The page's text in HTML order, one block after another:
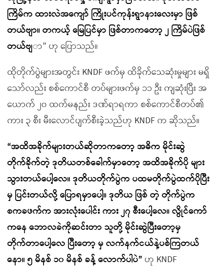
ကြိမ်က ထားလဲအကျော် ကြိုးပင်ကုန်းရွာနားလေးမှာ ဖြစ်
တယ်ဗျာ။ တကယ့် မြေပြင်မှာ ဖြစ်တာကတော့ ၂ ကြိမ်ပဲဖြစ်
တယ်ဗျာ” ဟု ပြောသည်။
ထိုတိုက်ပွဲများအတွင်း KNDF ဖက်မှ ထိခိုက်သေဆုံးမှုများ မရှိ
သော်လည်း စစ်ကောင်စီ တပ်များဖက်မှ ၁၁ ဦး ကျဆုံးပြီး အ
ယောက် ၂၀ ထက်မနည်း ဒဏ်ရာရကာ စစ်ကောင်စီတပ်၏
ကား ၃ စီး မီးလောင်ပျက်စီးခဲ့သည်ဟု KNDF က ဆိုသည်။
“အထိအခိုက်များတယ်ဆိုတာကတော့ အဓိက မိုင်းဆွဲ
တိုက်ခိုက်တဲ့ ဒုတိယတစ်ခေါက်မှာတော့ အထိအခိုက်ပို များ
သွားတယ်ပေါ့လေ။ ဒုတိယတိုက်ပွဲက ပထမတိုက်ပွဲထက်ပိုပြီး
မှ ပြင်းတယ်လို့ ပြောရမှာပေါ့။ ဒုတိယ ဖြစ် တဲ့ တိုက်ပွဲက
စကခဖက်က အားလုံးပေါင်း ကား ၂၇ စီးပေါ့လေ။ လွိုင်ကော်
ကနေ ဘောလခဲကိုဆင်းတာ သူတို့ မိုင်းဆွဲပြီးတော့မှ
တိုက်တာပေါ့လေ ပြီးတော့ မှ လက်နက်ငယ်နဲ့ပစ်ကြတယ်
နော။ ၅ မိနစ် ၁၀ မိနစ် ခန့် လောက်ပါပဲ” ဟု KNDF